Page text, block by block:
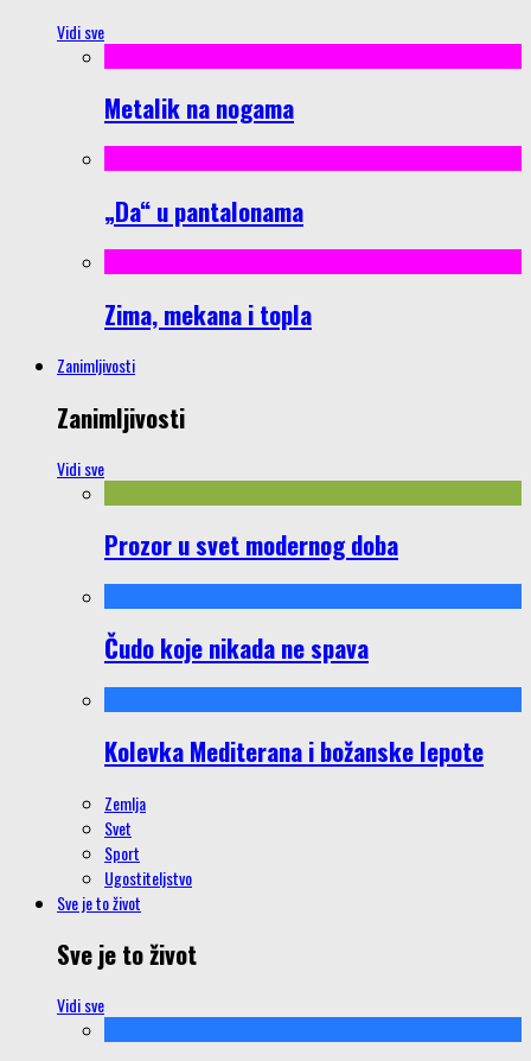
Vidi sve
Metalik na nogama
„Da“ u pantalonama
Zima, mekana i topla
Zanimljivosti
Zanimljivosti
Vidi sve
Prozor u svet modernog doba
Čudo koje nikada ne spava
Kolevka Mediterana i božanske lepote
Zemlja
Svet
Sport
Ugostiteljstvo
Sve je to život
Sve je to život
Vidi sve